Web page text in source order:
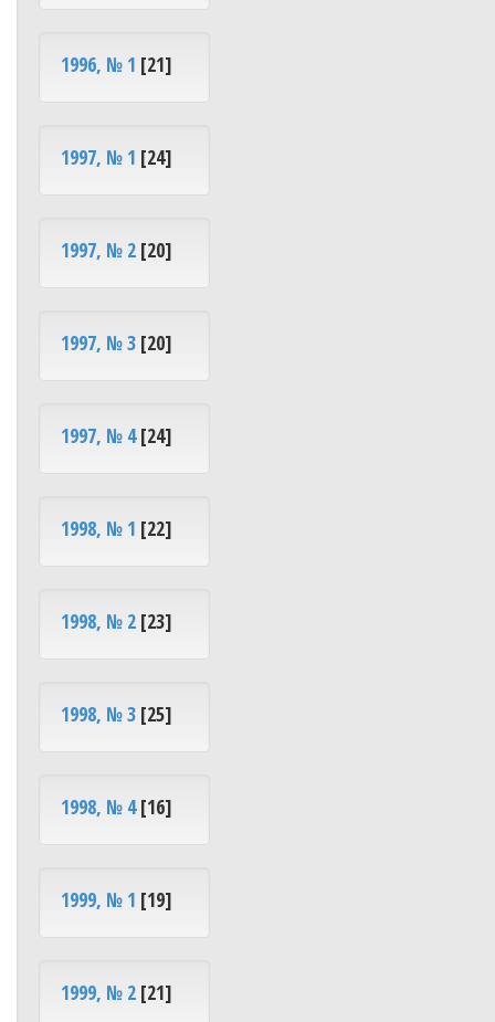
1996, № 1 [21]
1997, № 1 [24]
1997, № 2 [20]
1997, № 3 [20]
1997, № 4[24]
1998, № 1 [22]
1998, № 2 [23]
1998, № 3 [25]
1998, № 4[16]
1999, № 1 [19]
1999, № 2 [21]